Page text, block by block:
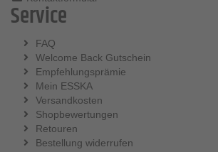
Service
FAQ
Welcome Back Gutschein
Empfehlungsprämie
Mein ESSKA
Versandkosten
Shopbewertungen
Retouren
Bestellung widerrufen